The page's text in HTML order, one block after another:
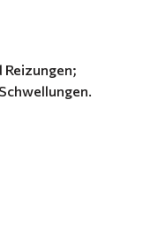
Reizungen;